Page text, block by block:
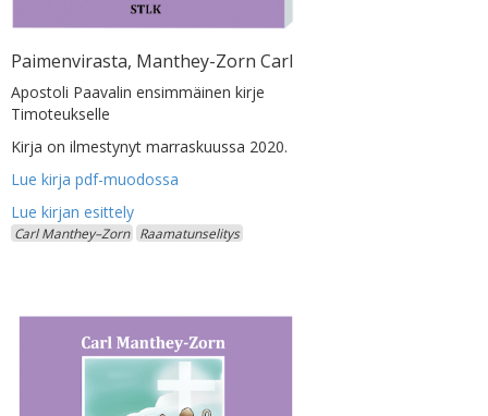
Paimenvirasta, Manthey-Zorn Carl
Apostoli Paavalin ensimmäinen kirje
Timoteukselle
Kirja on ilmestynyt marraskuussa 2020.
Lue kirja pdf-muodossa
Carl Manthey–Zorn Raamatunselitys